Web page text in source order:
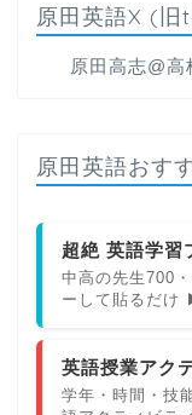
原田英語X (
原田高志@
原田英語おす
超絶 英語学習
中高の先生700
ーして貼るだけ
英語授業アク
学年・時間・技